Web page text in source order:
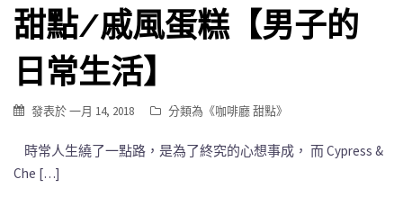
甜點/戚風蛋糕【男子的
日常生活】
發表於一月 14, 2018 分類為《咖啡廳 甜點》
時常人生繞了一點路，是為了終究的心想事成， 而 Cypress &
Che […]